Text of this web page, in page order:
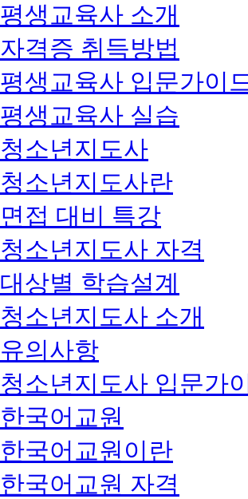
평생교육사 소개
자격증 취득방법
평생교육사 입문가이
평생교육사 실습
청소년지도사
청소년지도사란
면접 대비 특강
청소년지도사 자격
대상별 학습설계
청소년지도사 소개
유의사항
청소년지도사 입문가
한국어교원
한국어교원이란
한국어교원 자격